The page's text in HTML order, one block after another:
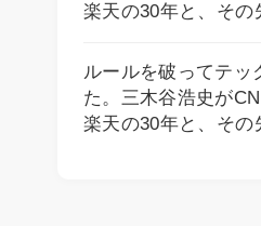
楽天の30年と、その
ルールを破ってテッ
た。三木谷浩史が
楽天の30年と、その